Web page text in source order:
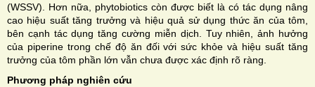
(WSSV). Hơn nữa, phytobiotics còn được biết là có tác dụng nâng
cao hiệu suất tăng trưởng và hiệu quả sử dụng thức ăn của tôm,
bên cạnh tác dụng tăng cường miễn dịch. Tuy nhiên, ảnh hưởng
của piperine trong chế độ ăn đối với sức khỏe và hiệu suất tăng
trưởng của tôm phần lớn vẫn chưa được xác định rõ ràng.
Phương pháp nghiên cứu